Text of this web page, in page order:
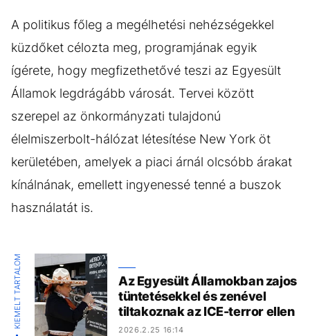
A politikus főleg a megélhetési nehézségekkel
küzdőket célozta meg, programjának egyik
ígérete, hogy megfizethetővé teszi az Egyesült
Államok legdrágább városát. Tervei között
szerepel az önkormányzati tulajdonú
élelmiszerbolt-hálózat létesítése New York öt
kerületében, amelyek a piaci árnál olcsóbb árakat
kínálnának, emellett ingyenessé tenné a buszok
használatát is.
KIEMELT TARTALOM
Az Egyesült Államokban zajos
tüntetésekkel és zenével
tiltakoznak az ICE-terror ellen
2026.2.25 16:14